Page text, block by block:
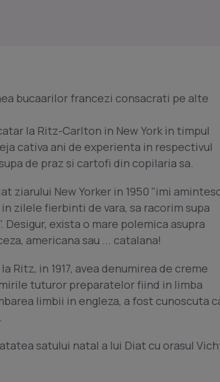
bucaarilor francezi consacrati pe alte
la Ritz-Carlton in New York in timpul
cativa ani de experienta in respectivul
de praz si cartofi din copilaria sa.
ziarului New Yorker in 1950 "imi
zilele fierbinti de vara, sa racorim supa
exista o mare polemica asupra
americana sau ... catalana!
Ritz, in 1917, avea denumirea de creme
tuturor preparatelor fiind in limba
limbii in engleza, a fost cunoscuta
satului natal a lui Diat cu orasul